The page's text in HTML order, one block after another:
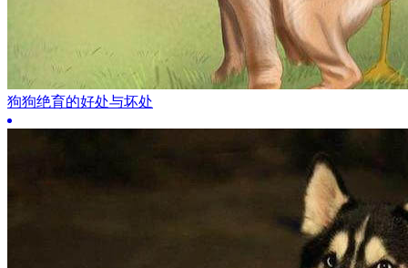
狗狗绝育的好处与坏处